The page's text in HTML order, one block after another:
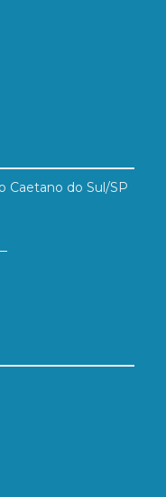
Caetano do Sul/SP